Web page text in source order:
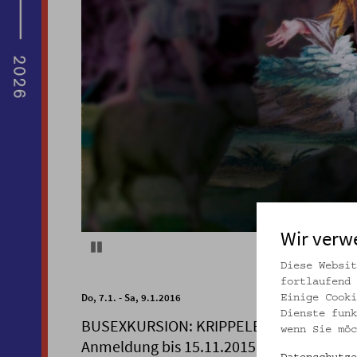
Do, 7.1. - Sa, 9.1.2016
BUSEXKURSION: KRIPPELE-SCHAUEN IN
Anmeldung bis 15.11.2015!
Wir
Diese
fortlaufend
Einige
Dienste
wenn Sie